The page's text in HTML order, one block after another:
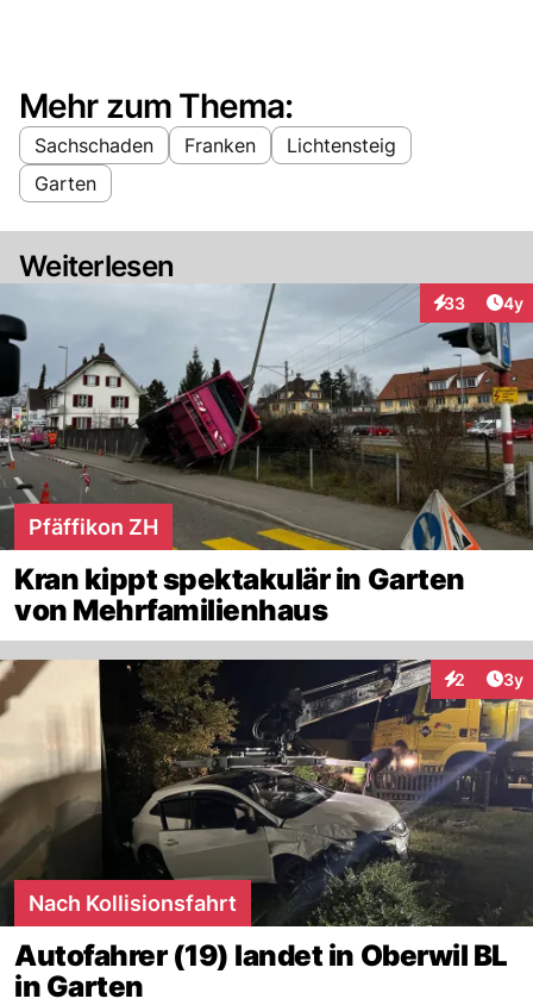
Mehr zum Thema:
Sachschaden Franken
Lichtensteig
Garten
Weiterlesen
33
Interaktionen
4y
Pfäffikon ZH
Kran kippt spektakulär in Garten
von Mehrfamilienhaus
2 3y
Nach Kollisionsfahrt
Autofahrer (19) landet in Oberwil BL
in Garten